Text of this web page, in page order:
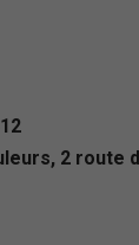
2 route